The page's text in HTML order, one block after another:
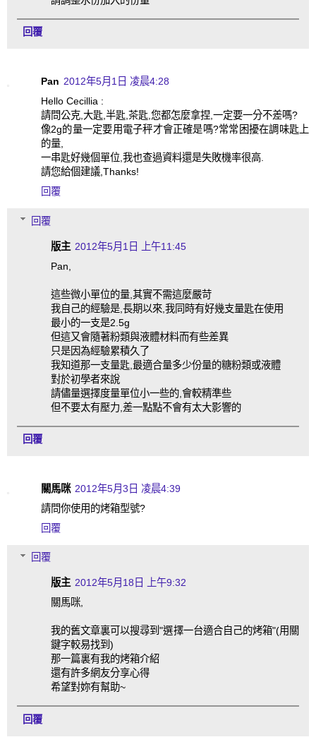
回覆
Pan 2012年5月1日 凌晨4:28
Hello Cecillia :
請問公克,大匙,半匙,茶匙,您都怎麼拿捏,一定要一分不差嗎?
像2g的量一定要用電子秤才會正確是嗎?常常困擾在調味匙上
的量,
一串匙好幾個單位,我也查過資料還是失敗機率很高.
請您給個建議,Thanks!
回覆
回覆
版主 2012年5月1日 上午11:45
Pan,
這些微小單位的量,其實不需這麼嚴苛
我自己的經驗是,長期以來,我同時有好幾支量匙在使用
最小的一支是2.5g
但這又會隨著粉類與液體材料而有些差異
只是因為經驗累積久了
我知道那一支量匙,最適合量多少份量的糖粉類或液體
對於初學者來說
請儘量選擇度量單位小一些的,會較精準些
但不要太有壓力,差一點點不會有太大影響的
回覆
關馬咪 2012年5月3日 凌晨4:39
請問你使用的烤箱型號?
回覆
回覆
版主 2012年5月18日 上午9:32
關馬咪,
我的舊文章裏可以搜尋到"選擇一台適合自己的烤箱"(用關
鍵字較易找到)
那一篇裏有我的烤箱介紹
還有許多網友分享心得
希望對妳有幫助~
回覆